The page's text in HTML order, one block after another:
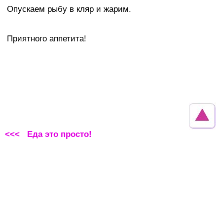
Опускаем рыбу в кляр и жарим.
Приятного аппетита!
<<< Еда это просто!